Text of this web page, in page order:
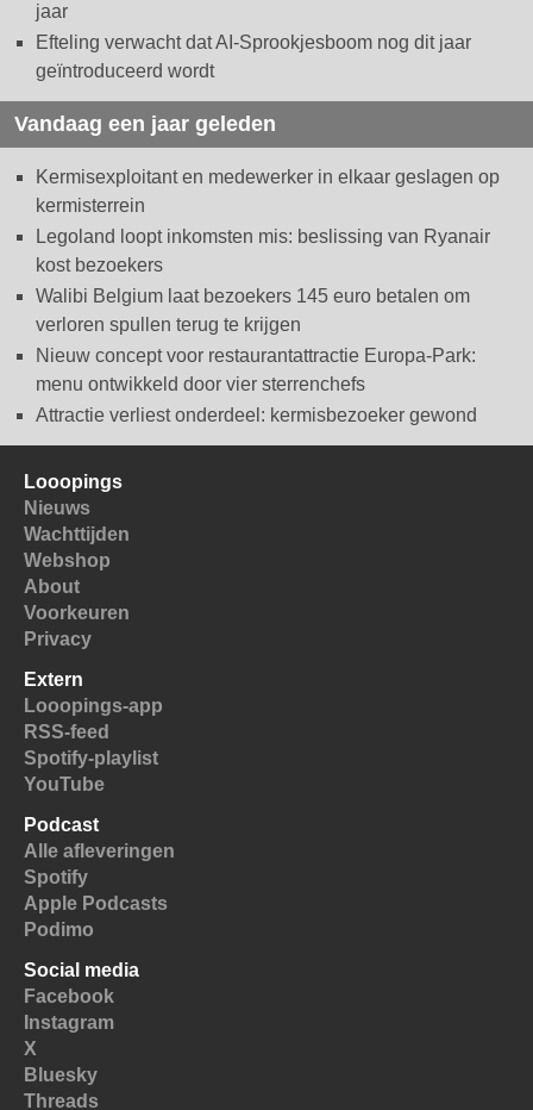
jaar
Efteling verwacht dat AI-Sprookjesboom nog dit jaar
geïntroduceerd wordt
Vandaag een jaar geleden
Kermisexploitant en medewerker in elkaar geslagen op
kermisterrein
Legoland loopt inkomsten mis: beslissing van Ryanair
kost bezoekers
Walibi Belgium laat bezoekers 145 euro betalen om
verloren spullen terug te krijgen
Nieuw concept voor restaurantattractie Europa-Park:
menu ontwikkeld door vier sterrenchefs
Attractie verliest onderdeel: kermisbezoeker gewond
Looopings
Nieuws
Wachttijden
Webshop
About
Voorkeuren
Privacy
Extern
Looopings-app
RSS-feed
Spotify-playlist
YouTube
Podcast
Alle afleveringen
Spotify
Apple Podcasts
Podimo
Social media
Facebook
Instagram
X
Bluesky
Threads